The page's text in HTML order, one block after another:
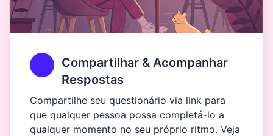
Compartilhar & Acompanhar
Respostas
Compartilhe seu questionário via link para
que qualquer pessoa possa completá-lo a
qualquer momento no seu próprio ritmo. Veja